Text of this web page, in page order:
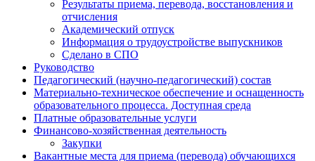
Результаты приема, перевода, восстановления и
отчисления
Академический отпуск
Информация о трудоустройстве выпускников
Сделано в СПО
Руководство
Педагогический (научно-педагогический) состав
Материально-техническое обеспечение и оснащенность
образовательного процесса. Доступная среда
Платные образовательные услуги
Финансово-хозяйственная деятельность
Закупки
Вакантные места для приема (перевода) обучающихся